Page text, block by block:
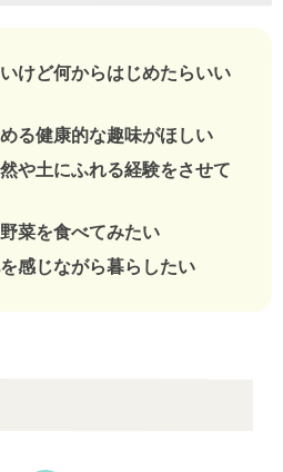
けど何からはじめたらいい
る健康的な趣味がほしい
や土にふれる経験をさせて
菜を食べてみたい
感じながら暮らしたい